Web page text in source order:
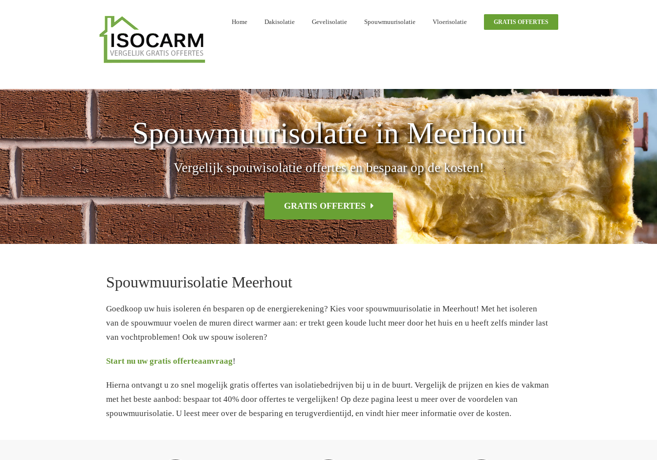
Home Dakisolatie Gevelisolatie Spouwmuurisolatie Vloerisolatie GRATIS OFFERTES
Spouwmuurisolatie in Meerhout
Vergelijk spouwisolatie offertes en bespaar op de kosten!
GRATIS OFFERTES
Spouwmuurisolatie Meerhout
Goedkoop uw huis isoleren én besparen op de energierekening? Kies voor spouwmuurisolatie in Meerhout! Met het isoleren
van de spouwmuur voelen de muren direct warmer aan: er trekt geen koude lucht meer door het huis en u heeft zelfs minder last
van vochtproblemen! Ook uw spouw isoleren?
Start nu uw gratis offerteaanvraag!
Hierna ontvangt u zo snel mogelijk gratis offertes van isolatiebedrijven bij u in de buurt. Vergelijk de prijzen en kies de vakman
met het beste aanbod: bespaar tot 40% door offertes te vergelijken! Op deze pagina leest u meer over de voordelen van
spouwmuurisolatie. U leest meer over de besparing en terugverdientijd, en vindt hier meer informatie over de kosten.